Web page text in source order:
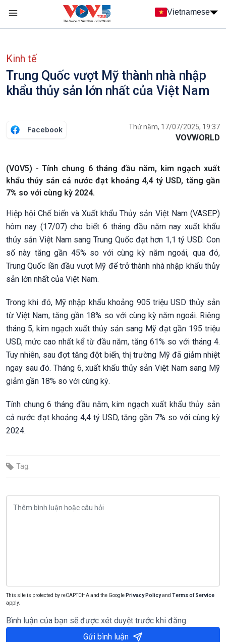
Nhảy đến nội dung
Vietnamese
Kinh tế
Trung Quốc vượt Mỹ thành nhà nhập
khẩu thủy sản lớn nhất của Việt Nam
Facebook Thứ năm, 17/07/2025, 19:37
VOVWORLD
(VOV5) - Tính chung 6 tháng đầu năm, kim ngạch xuất
khẩu thủy sản cả nước đạt khoảng 4,4 tỷ USD, tăng gần
7% so với cùng kỳ 2024.
Hiệp hội Chế biến và Xuất khẩu Thủy sản Việt Nam (VASEP)
hôm nay (17/07) cho biết 6 tháng đầu năm nay xuất khẩu
thủy sản Việt Nam sang Trung Quốc đạt hơn 1,1 tỷ USD. Con
số này tăng gần 45% so với cùng kỳ năm ngoái, qua đó,
Trung Quốc lần đầu vượt Mỹ để trở thành nhà nhập khẩu thủy
sản lớn nhất của Việt Nam.
Trong khi đó, Mỹ nhập khẩu khoảng 905 triệu USD thủy sản
từ Việt Nam, tăng gần 18% so với cùng kỳ năm ngoái. Riêng
tháng 5, kim ngạch xuất thủy sản sang Mỹ đạt gần 195 triệu
USD, mức cao nhất kể từ đầu năm, tăng 61% so với tháng 4.
Tuy nhiên, sau đợt tăng đột biến, thị trường Mỹ đã giảm nhiệt
ngay sau đó. Tháng 6, xuất khẩu thủy sản Việt Nam sang Mỹ
giảm gần 18% so với cùng kỳ.
Tính chung 6 tháng đầu năm, kim ngạch xuất khẩu thủy sản
cả nước đạt khoảng 4,4 tỷ USD, tăng gần 7% so với cùng kỳ
2024.
Tag:
This site is protected by reCAPTCHA and the Google Privacy Policyand Terms of Service
apply.
Bình luận của bạn sẽ được xét duyệt trước khi đăng
Gửi bình luận